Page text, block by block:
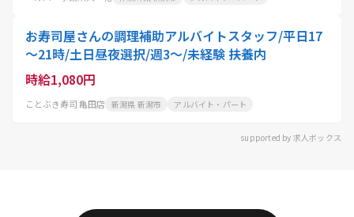
お寿司屋さんの調理補助アルバイトスタッフ/平日17
～21時/土日昼夜選択/週3～/未経験 扶養内
時給1,080円
ことぶき寿司 亀田店 新潟県 新潟市 アルバイト・パート
supported by 求人ボックス